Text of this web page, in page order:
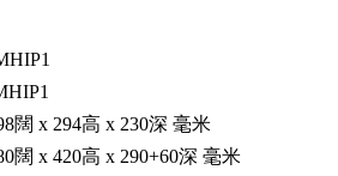
闊 x 294高 x 230深 毫米
闊 x 420高 x 290+60深 毫米